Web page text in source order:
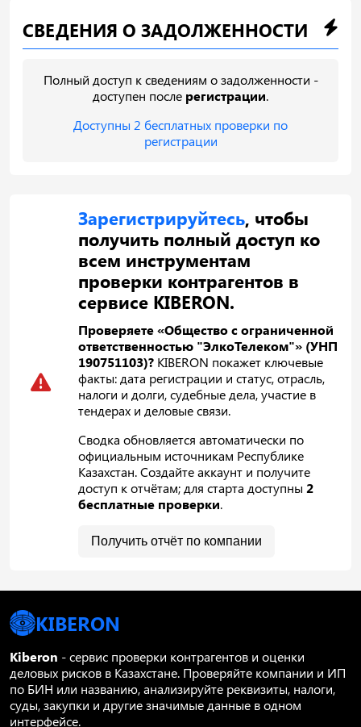
СВЕДЕНИЯ О ЗАДОЛЖЕННОСТИ
Полный доступ к сведениям о задолженности -
доступен после регистрации.
Доступны 2 бесплатных проверки по
регистрации
Зарегистрируйтесь, чтобы
получить полный доступ ко
всем инструментам
проверки контрагентов в
сервисе KIBERON.
Проверяете «Общество с ограниченной
ответственностью "ЭлкоТелеком"» (УНП
190751103)? KIBERON покажет ключевые
факты: дата регистрации и статус, отрасль,
налоги и долги, судебные дела, участие в
тендерах и деловые связи.
Сводка обновляется автоматически по
официальным источникам Республике
Казахстан. Создайте аккаунт и получите
доступ к отчётам; для старта доступны2
бесплатные проверки.
Получить отчёт по компании
KIBERON
Kiberon - сервис проверки контрагентов и оценки
деловых рисков в Казахстане. Проверяйте компании и ИП
по БИН или названию, анализируйте реквизиты, налоги,
суды, закупки и другие значимые данные в одном
интерфейсе.